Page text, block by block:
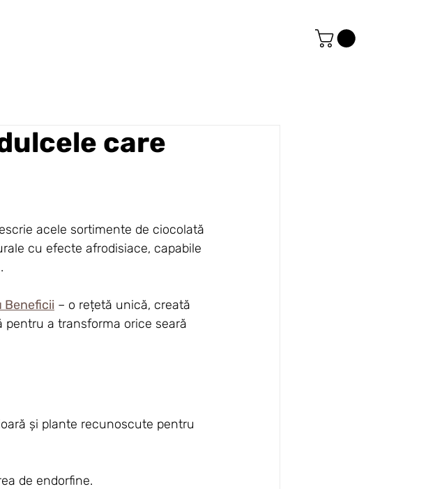
care
acele sortimente de ciocolată
cu efecte afrodisiace, capabile
Beneficii – o rețetă unică, creată
a transforma orice seară
și plante recunoscute pentru
de endorfine.